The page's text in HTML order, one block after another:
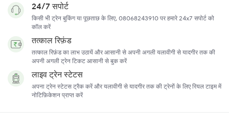
24/7 सपोर्ट
किसी भी ट्रेन बुकिंग या पूछताछ के लिए, 08068243910 पर हमारे 24x7 सपोर्ट को
कॉल करें
तत्काल रिफ़ंड
तत्काल रिफ़ंड का लाभ उठायें और आसानी से अपनी अगली यलावीगी से यादगीर तक की
अपनी अगली ट्रेन टिकट आसानी से बुक करें
लाइव ट्रेन स्टेटस
अपना ट्रेन स्टेटस ट्रैक करें और यलावीगी से यादगीर तक की ट्रेनों के लिए रियल टाइम में
नोटिफ़िकेशन प्राप्त करें